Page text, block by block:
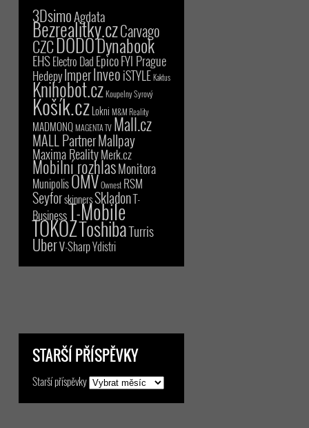
3DsimoAgdata
Bezrealitky.czCarvago
CZCDODODynabook
EHSElectro Dad EpicoFYI Prague
HedepyImperInveoiSTYLE Kaktus
Knihobot.czKoupelny Syrový
Košík.czLokni M&M Reality
MADMONQMAGENTA TV Mall.cz
MALL PartnerMallpay
Maxima RealityMerk.cz
Mobilní rozhlasMonitora
MunipolisOMVOwnest RSM
SeyforskinnersSkladonT-
BusinessT-Mobile
TOKOZToshibaTurris
UberV-SharpYdistri
STARŠÍ PŘÍSPĚVKY
Starší příspěvky